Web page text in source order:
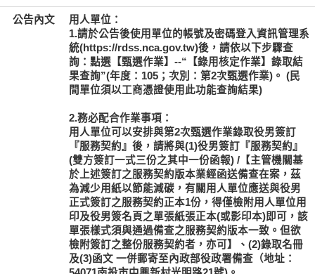
公告內文
用人單位：
1.請於公告後使用單位的帳號及密碼登入資訊管理系
統(https://rdss.nca.gov.tw)後，請依以下步驟查
詢：點選【甄選作業】--“【錄用核定作業】錄取結
果查詢”(年度：105；次別：第2次甄選作業)。 (民
間單位須以工商憑證使用此功能查詢結果)
2.務必配合作業事項：
用人單位可以安排與第2次甄選作業錄取役男簽訂
『服務契約』後，請將與(1)役男簽訂『服務契約』
(雙方簽訂一式三份之其中一份函報) /【主管機關基
於上述簽訂之服務契約版本業經函送備查在案，茲
為減少用紙以節能減碳，有關用人單位應送與役男
正式簽訂之服務契約正本1份，得僅檢附用人單位用
印及役男簽名頁之單張紙張正本(或影印本)即可，該
單張樣式須與通過備查之服務契約版本一致。但欲
檢附簽訂之整份服務契約者，亦可】、(2)錄取名冊
及(3)函文 一併郵寄至內政部役政署備查（地址：